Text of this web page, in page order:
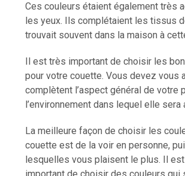
Ces couleurs étaient également très
les yeux. Ils complétaient les tissus
trouvait souvent dans la maison à
Il est très important de choisir les
pour votre couette. Vous devez vous
complètent l’aspect général de votre
l’environnement dans lequel elle sera
La meilleure façon de choisir les
couette est de la voir en personne,
lesquelles vous plaisent le plus. Il